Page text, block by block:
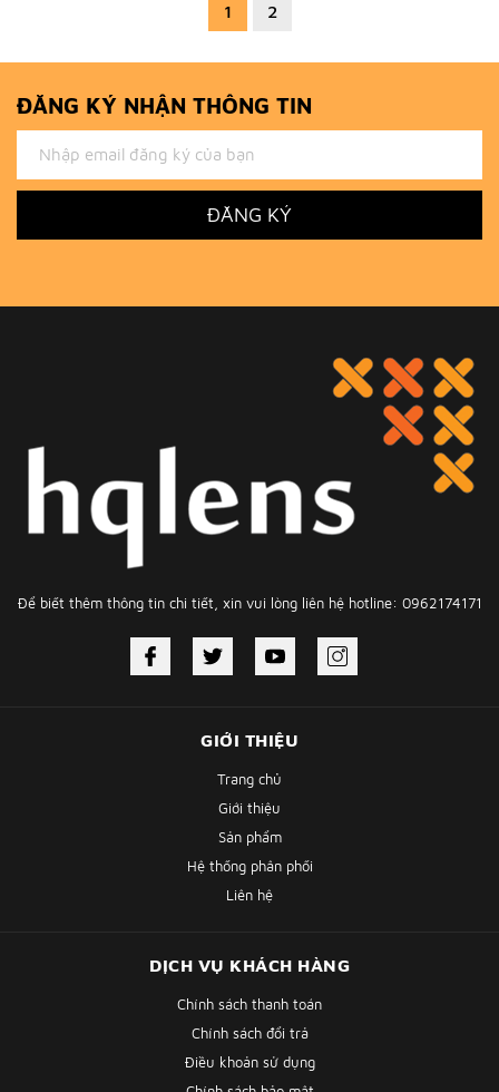
1 2
ĐĂNG KÝ NHẬN THÔNG TIN
ĐĂNG KÝ
GIỚI THIỆU
Trang chủ
Giới thiệu
Sản phẩm
Hệ thống phân phối
Liên hệ
Để biết thêm thông tin chi tiết, xin vui lòng liên hệ hotline: 0962174171
DỊCH VỤ KHÁCH HÀNG
Chính sách thanh toán
Chính sách đổi trả
Điều khoản sử dụng